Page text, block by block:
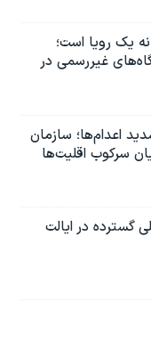
یک رویا است؛
غیررسمی در
اعدام‌ها؛ سازمان
سرکوب اقلیت‌ها
در ایالت